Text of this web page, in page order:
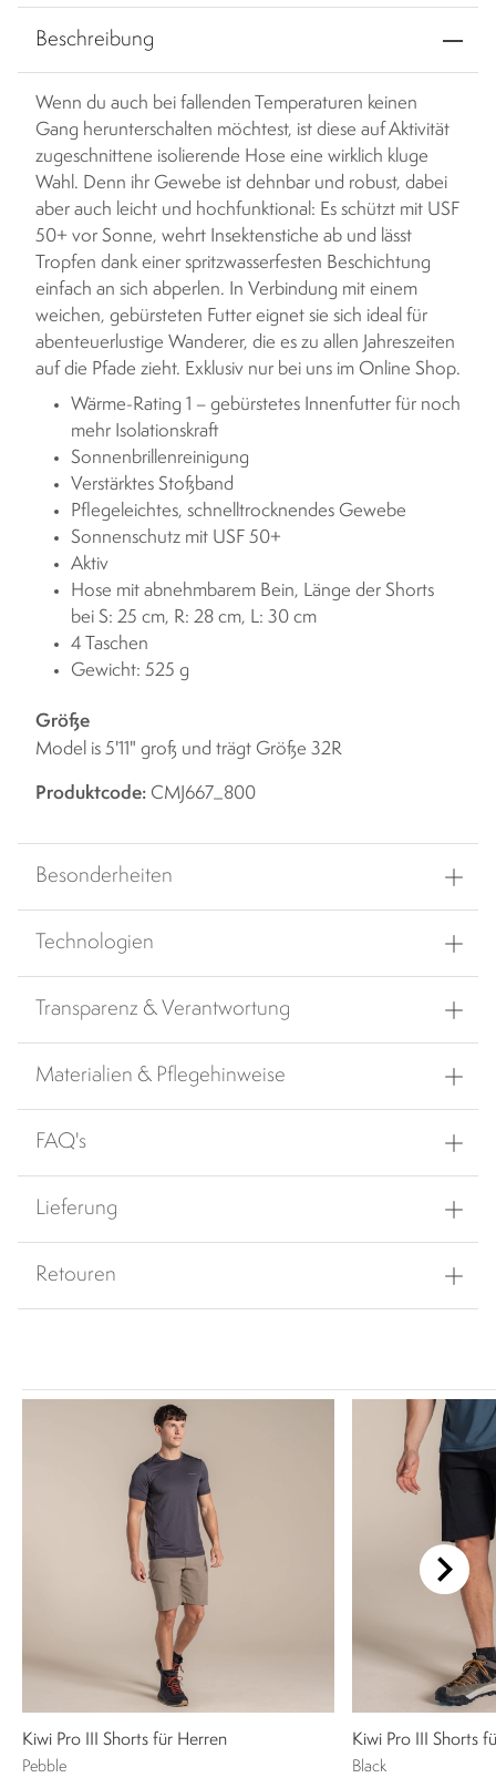
Beschreibung
Wenn du auch bei fallenden Temperaturen keinen
Gang herunterschalten möchtest, ist diese auf Aktivität
zugeschnittene isolierende Hose eine wirklich kluge
Wahl. Denn ihr Gewebe ist dehnbar und robust, dabei
aber auch leicht und hochfunktional: Es schützt mit USF
50+ vor Sonne, wehrt Insektenstiche ab und lässt
Tropfen dank einer spritzwasserfesten Beschichtung
einfach an sich abperlen. In Verbindung mit einem
weichen, gebürsteten Futter eignet sie sich ideal für
abenteuerlustige Wanderer, die es zu allen Jahreszeiten
auf die Pfade zieht. Exklusiv nur bei uns im Online Shop.
Wärme-Rating 1 – gebürstetes Innenfutter für noch
mehr Isolationskraft
Sonnenbrillenreinigung
Verstärktes Stoßband
Pflegeleichtes, schnelltrocknendes Gewebe
Sonnenschutz mit USF 50+
Aktiv
Hose mit abnehmbarem Bein, Länge der Shorts
bei S: 25 cm, R: 28 cm, L: 30 cm
4 Taschen
Gewicht: 525 g
Größe
Model is 5'11" groß und trägt Größe 32R
Produktcode: CMJ667_800
Besonderheiten
Technologien
Transparenz & Verantwortung
Materialien & Pflegehinweise
FAQ's
Lieferung
Retouren
Kiwi Pro III Shorts für Herren
Pebble
Kiwi Pro III Shorts
Black